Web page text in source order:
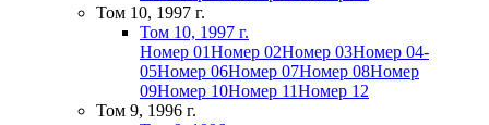
Том 10, 1997 г.
Том 10, 1997 г.
Номер 01Номер 02Номер 03Номер 04-
05Номер 06Номер 07Номер 08Номер
09Номер 10Номер 11Номер 12
Том 9, 1996 г.